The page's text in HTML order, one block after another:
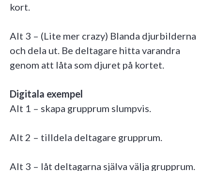
kort.
Alt 3 – (Lite mer crazy) Blanda djurbilderna
och dela ut. Be deltagare hitta varandra
genom att låta som djuret på kortet.
Digitala exempel
Alt 1 – skapa grupprum slumpvis.
Alt 2 – tilldela deltagare grupprum.
Alt 3 – låt deltagarna själva välja grupprum.